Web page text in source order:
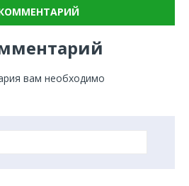
вам необходимо